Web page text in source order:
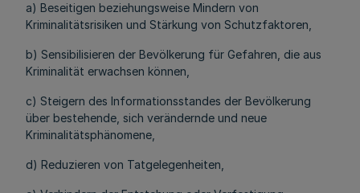
a) Beseitigen beziehungsweise Mindern von
Kriminalitätsrisiken und Stärkung von Schutzfaktoren,
b) Sensibilisieren der Bevölkerung für Gefahren, die aus
Kriminalität erwachsen können,
c) Steigern des Informationsstandes der Bevölkerung
über bestehende, sich verändernde und neue
Kriminalitätsphänomene,
d) Reduzieren von Tatgelegenheiten,